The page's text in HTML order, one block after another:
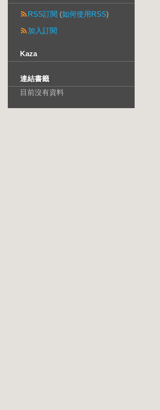
RSS訂閱 (如何使用RSS)
加入訂閱
Kaza
連結書籤
目前沒有資料